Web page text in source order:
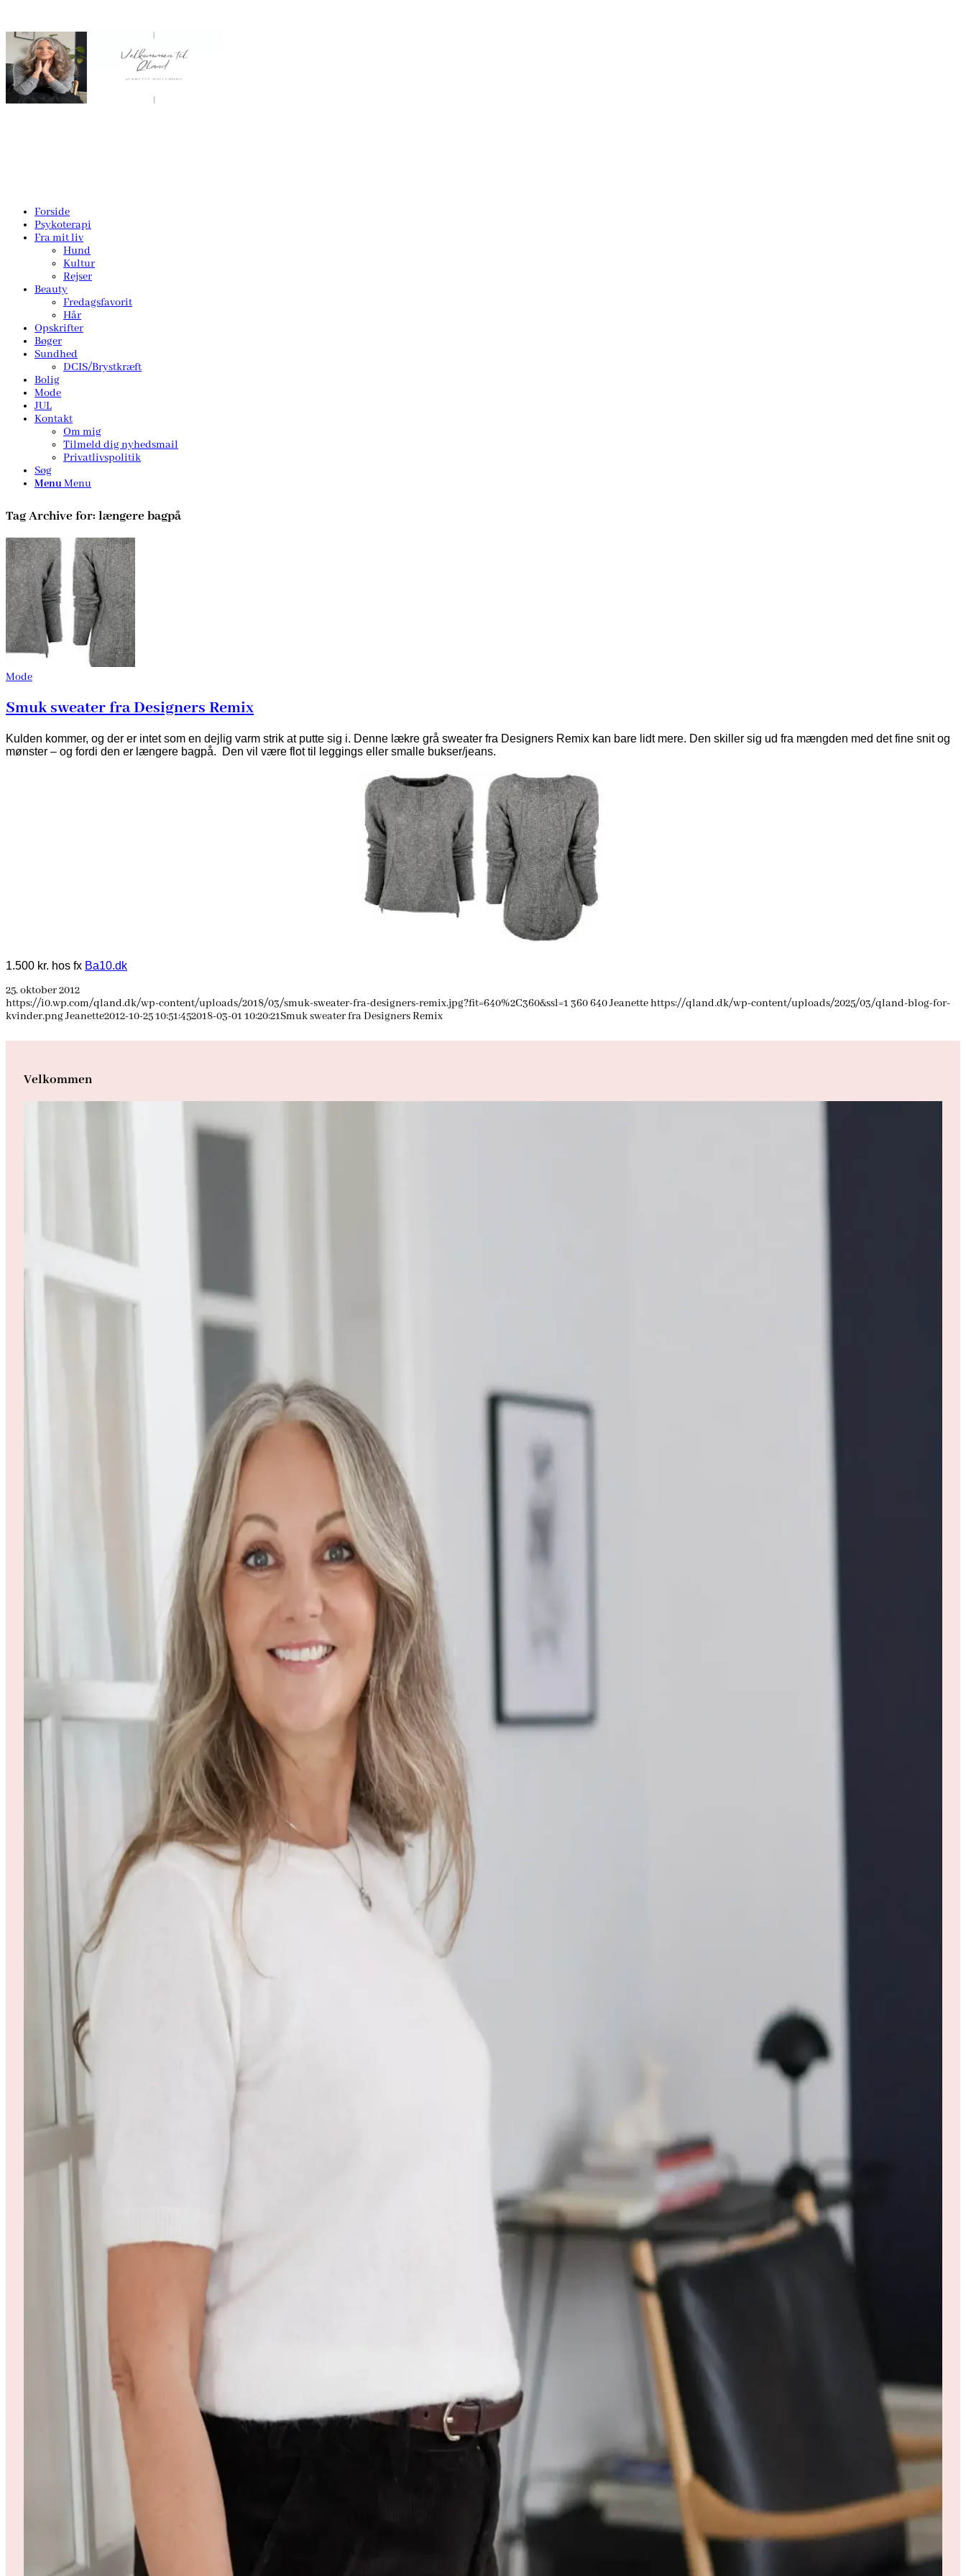
Forside
Psykoterapi
Fra mit liv
Hund
Kultur
Rejser
Beauty
Fredagsfavorit
Hår
Opskrifter
Bøger
Sundhed
DCIS/Brystkræft
Bolig
Mode
JUL
Kontakt
Om mig
Tilmeld dig nyhedsmail
Privatlivspolitik
Søg
MenuMenu
Tag Archive for: længere bagpå
Mode
Smuk sweater fra Designers Remix
Kulden kommer, og der er intet som en dejlig varm strik at putte sig i. Denne lækre grå sweater fra Designers Remix kan bare lidt mere. Den skiller sig ud fra mængden med det fine snit og
mønster – og fordi den er længere bagpå. Den vil være flot til leggings eller smalle bukser/jeans.
1.500 kr. hos fx Ba10.dk
25. oktober 2012
https://i0.wp.com/qland.dk/wp-content/uploads/2018/03/smuk-sweater-fra-designers-remix.jpg?fit=640%2C360&ssl=1 360640Jeanettehttps://qland.dk/wp-content/uploads/2025/03/qland-blog-for-
kvinder.pngJeanette2012-10-25 10:51:452018-03-01 10:20:21Smuk sweater fra Designers Remix
Velkommen